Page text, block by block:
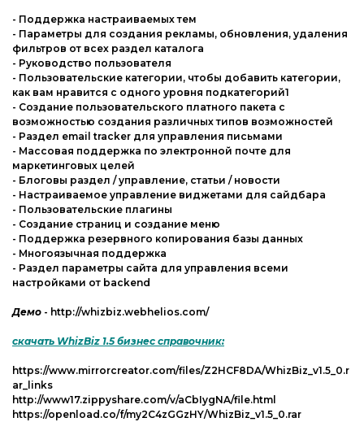
- Поддержка настраиваемых тем
- Параметры для создания рекламы, обновления, удаления
фильтров от всех раздел каталога
- Руководство пользователя
- Пользовательские категории, чтобы добавить категории,
как вам нравится с одного уровня подкатегорий1
- Создание пользовательского платного пакета с
возможностью создания различных типов возможностей
- Раздел email tracker для управления письмами
- Массовая поддержка по электронной почте для
маркетинговых целей
- Блоговы раздел / управление, статьи / новости
- Настраиваемое управление виджетами для сайдбара
- Пользовательские плагины
- Создание страниц и создание меню
- Поддержка резервного копирования базы данных
- Многоязычная поддержка
- Раздел параметры сайта для управления всеми
настройками от backend
Демо - http://whizbiz.webhelios.com/
скачать WhizBiz 1.5 бизнес справочник:
https://www.mirrorcreator.com/files/Z2HCF8DA/WhizBiz_v1.5_0.r
ar_links
http://www17.zippyshare.com/v/aCbIygNA/file.html
https://openload.co/f/my2C4zGGzHY/WhizBiz_v1.5_0.rar